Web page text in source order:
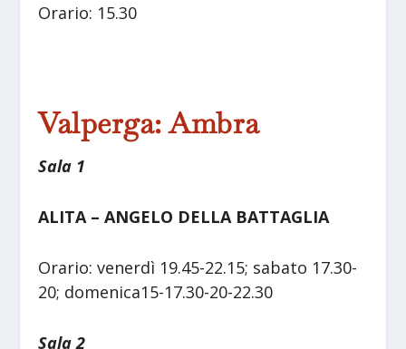
Orario: 15.30
Valperga: Ambra
Sala 1
ALITA – ANGELO DELLA BATTAGLIA
Orario: venerdì 19.45-22.15; sabato 17.30-
20; domenica15-17.30-20-22.30
Sala 2